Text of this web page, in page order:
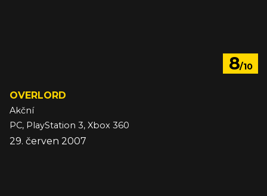
8/10
OVERLORD
Akční
PC, PlayStation 3, Xbox 360
29. červen 2007